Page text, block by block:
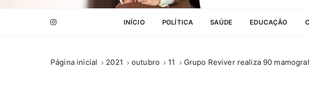
ú
INÍCIO POLÍTICA SAÚDE EDUCAÇÃO
Página inicial 2021 outubro 11 Grupo Reviver realiza 90